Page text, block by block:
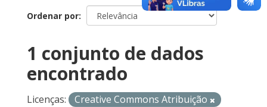
Ordenar por
1 conjunto de dados
encontrado
Licenças:
Creative Commons Atribuição